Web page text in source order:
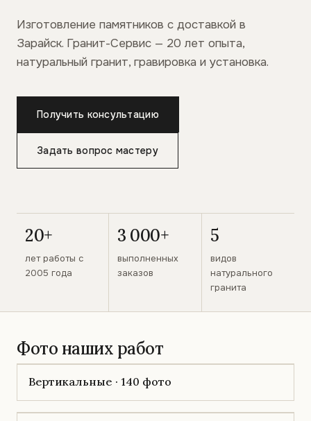
Изготовление памятников с доставкой в
Зарайск. Гранит-Сервис — 20 лет опыта,
натуральный гранит, гравировка и установка.
Получить консультацию
Задать вопрос мастеру
20+
лет работы с
2005 года
3 000+
выполненных
заказов
5
видов
натурального
гранита
Фото наших работ
Вертикальные · 140 фото